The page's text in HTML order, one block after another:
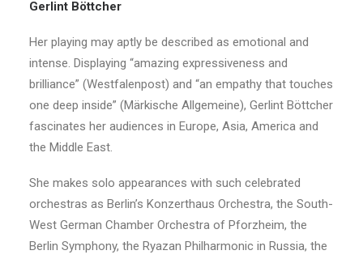
Gerlint Böttcher
Her playing may aptly be described as emotional and
intense. Displaying “amazing expressiveness and
brilliance” (Westfalenpost) and “an empathy that touches
one deep inside” (Märkische Allgemeine), Gerlint Böttcher
fascinates her audiences in Europe, Asia, America and
the Middle East.
She makes solo appearances with such celebrated
orchestras as Berlin’s Konzerthaus Orchestra, the South-
West German Chamber Orchestra of Pforzheim, the
Berlin Symphony, the Ryazan Philharmonic in Russia, the